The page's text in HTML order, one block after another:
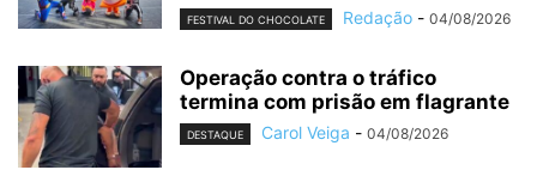
FESTIVAL DO CHOCOLATE Redação - 04/08/2026
Operação contra o tráfico
termina com prisão em flagrante
DESTAQUE Carol Veiga - 04/08/2026